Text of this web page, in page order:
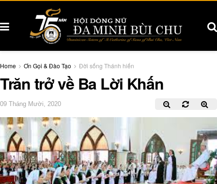
Home Ơn Gọi & Đào Tạo Đời sống Thánh hiến
Trăn trở về Ba Lời Khấn
09 Tháng Mười, 2020